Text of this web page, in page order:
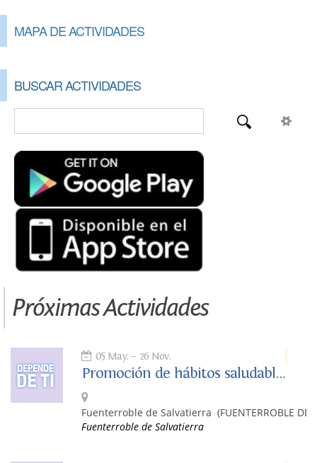
MAPA DE ACTIVIDADES
BUSCAR ACTIVIDADES
Próximas Actividades
05 May. 26 Nov.
Promoción de hábitos saludables. Depende de ti.
Fuenterroble de Salvatierra (FUENTERROBLE DE
Fuenterroble de Salvatierra